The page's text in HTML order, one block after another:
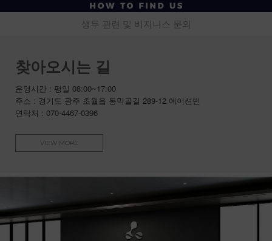
생두 관련 및 비지니스 문의
찾아오시는 길
운영시간 : 평일 08:00~17:00
주소 : 경기도 광주 초월읍 동막골길 289-12 에이션빈
연락처 : 070-4467-0396
VIEW MORE